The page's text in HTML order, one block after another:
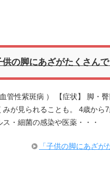
供の脚にあざがたくさん
管性紫斑病 ） 【症状】 脚・
が見られることも。 4歳から
・細菌の感染や医薬・・・
「子供の脚にあざ